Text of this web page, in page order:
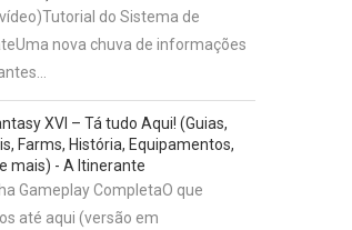
do Sistema de
nova chuva de informações
XVI – Tá tudo Aqui! (Guias,
Farms, História, Equipamentos,
mais) - A Itinerante
Gameplay CompletaO que
até aqui (versão em